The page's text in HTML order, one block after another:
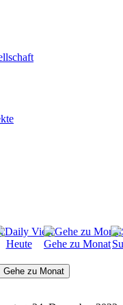
Heute Gehe zu Monat
Gehe zu Monat